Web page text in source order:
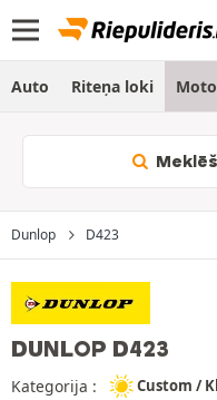
Auto Riteņa loki
Dunlop D423
DUNLOP D423
Kategorija : Custom /